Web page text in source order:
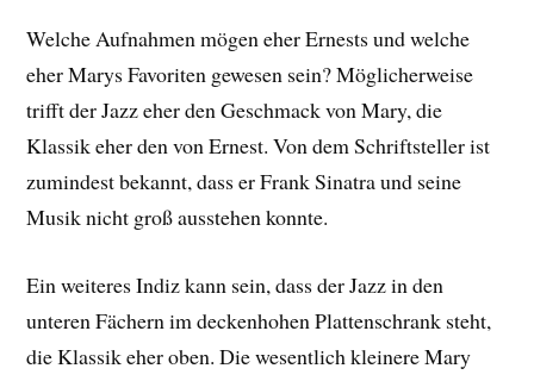
Welche Aufnahmen mögen eher Ernests und welche
eher Marys Favoriten gewesen sein? Möglicherweise
trifft der Jazz eher den Geschmack von Mary, die
Klassik eher den von Ernest. Von dem Schriftsteller ist
zumindest bekannt, dass er Frank Sinatra und seine
Musik nicht groß ausstehen konnte.
Ein weiteres Indiz kann sein, dass der Jazz in den
unteren Fächern im deckenhohen Plattenschrank steht,
die Klassik eher oben. Die wesentlich kleinere Mary